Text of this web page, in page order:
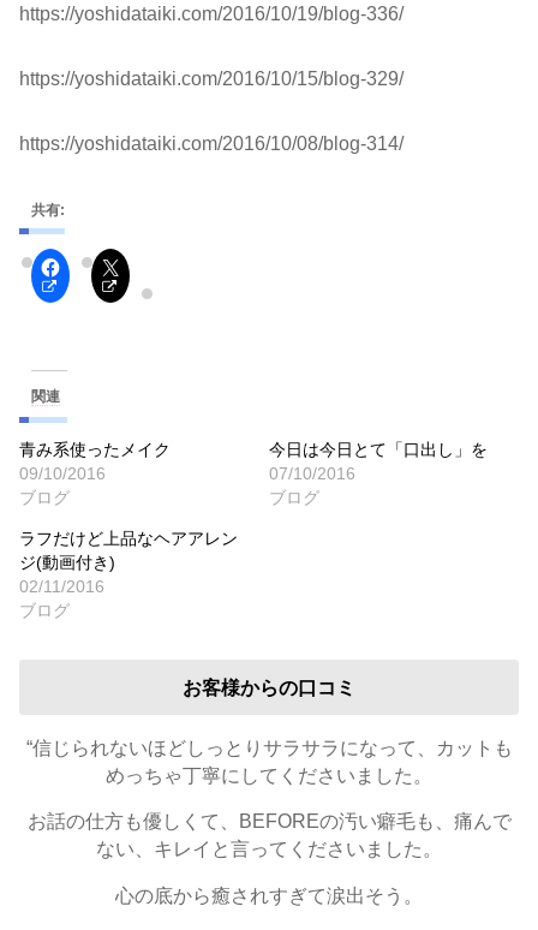
https://yoshidataiki.com/2016/10/19/blog-336/
https://yoshidataiki.com/2016/10/15/blog-329/
https://yoshidataiki.com/2016/10/08/blog-314/
共有:
関連
青み系使ったメイク
09/10/2016
ブログ
今日は今日とて「口出し」を
07/10/2016
ブログ
ラフだけど上品なヘアアレン
ジ(動画付き)
02/11/2016
ブログ
お客様からの口コミ
“信じられないほどしっとりサラサラになって、カットも
めっちゃ丁寧にしてくださいました。
お話の仕方も優しくて、BEFOREの汚い癖毛も、痛んで
ない、キレイと言ってくださいました。
心の底から癒されすぎて涙出そう。